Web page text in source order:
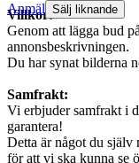
Villkor:
Genom att lägga bud
annonsbeskrivningen.
Du har synat bilderna
Samfrakt:
Vi erbjuder samfrakt i
garantera!
Detta är något du själv
för att vi ska kunna se
Anmäl Sälj liknande